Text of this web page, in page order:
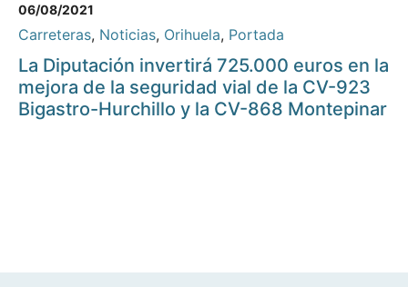
06/08/2021
Carreteras, Noticias, Orihuela, Portada
La Diputación invertirá 725.000 euros en la
mejora de la seguridad vial de la CV-923
Bigastro-Hurchillo y la CV-868 Montepinar